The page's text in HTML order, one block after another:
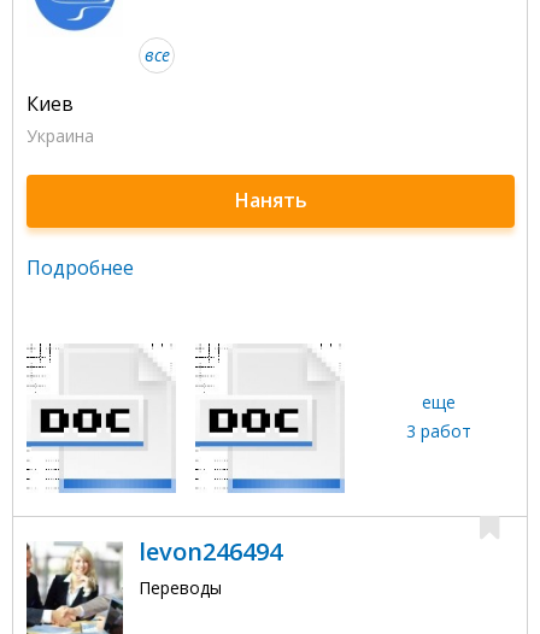
все
Киев
Украина
Нанять
Подробнее
еще
3 работ
levon246494
Переводы